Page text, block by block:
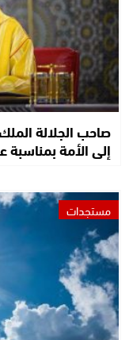
صاحب الجلالة
إلى الأمة
مستجدات